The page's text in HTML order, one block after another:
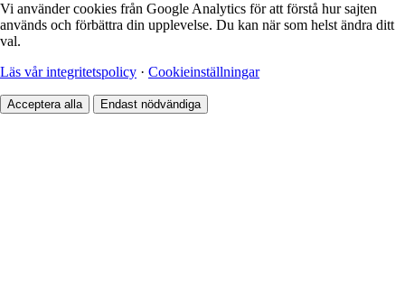
Vi använder cookies från Google Analytics för att förstå hur sajten
används och förbättra din upplevelse. Du kan när som helst ändra ditt
val.
Läs vår integritetspolicy · Cookieinställningar
Acceptera alla Endast nödvändiga